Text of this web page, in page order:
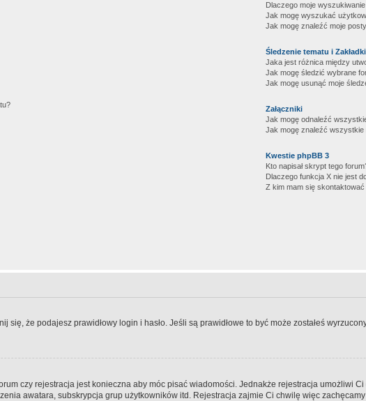
Dlaczego moje
Jak mogę wyszukać
Jak mogę znaleźć moje
Śledzenie tematu i Zakładki
Jaka jest różnica między
Jak mogę śledzić wybrane
Jak mogę usunąć moje
Załączniki
Jak mogę odnaleźć
Jak mogę znaleźć wszystkie
Kwestie phpBB 3
Kto napisał skrypt tego
Dlaczego funkcja X nie jest
Z kim mam się
się, że podajesz prawidłowy login i hasło. Jeśli są prawidłowe to być może zostałeś
czy rejestracja jest konieczna aby móc pisać wiadomości. Jednakże rejestracja umożliwi
awatara, subskrypcja grup użytkowników itd. Rejestracja zajmie Ci chwilę więc